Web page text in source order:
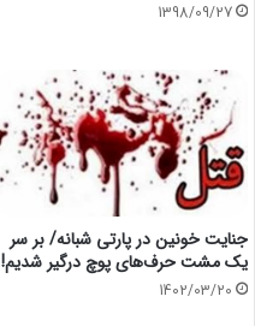
1398/09/27
جنایت خونین در پارتی شبانه/ بر سر
یک مشت حرف‌های پوچ درگیر شدیم!
1402/03/20